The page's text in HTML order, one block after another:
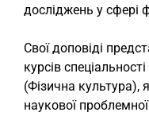
досліджень у сфері
Свої доповіді
курсів
(Фізична культура),
наукової